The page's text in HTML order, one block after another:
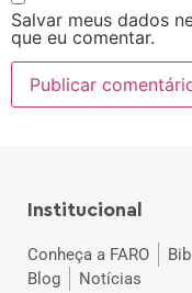
Salvar meus dados
que eu comentar.
Institucional
Conheça a FARO
Blog
Notícias